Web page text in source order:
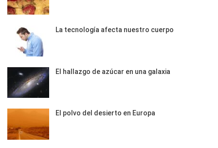
La tecnología afecta nuestro cuerpo
El hallazgo de azúcar en una galaxia
El polvo del desierto en Europa